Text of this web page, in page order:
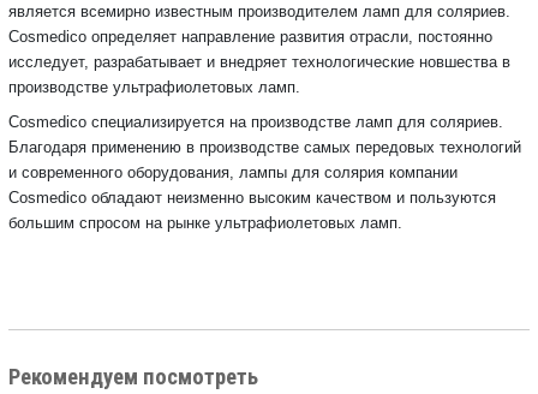
является всемирно известным производителем ламп для соляриев.
Cosmedico определяет направление развития отрасли, постоянно
исследует, разрабатывает и внедряет технологические новшества в
производстве ультрафиолетовых ламп.
Cosmedico специализируется на производстве ламп для соляриев.
Благодаря применению в производстве самых передовых технологий
и современного оборудования, лампы для солярия компании
Cosmedico обладают неизменно высоким качеством и пользуются
большим спросом на рынке ультрафиолетовых ламп.
Рекомендуем посмотреть